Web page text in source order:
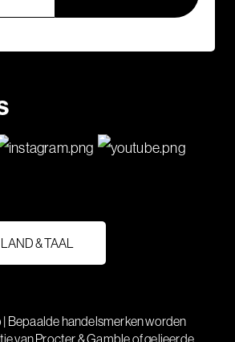
& TAAL
Bepaalde handelsmerken worden